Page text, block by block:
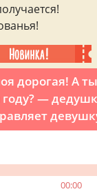
дорогая! А
году? —
00:00